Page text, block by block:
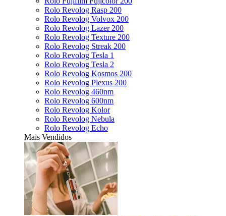
Rolo Revolog Rasp 200
Rolo Revolog Volvox 200
Rolo Revolog Lazer 200
Rolo Revolog Texture 200
Rolo Revolog Streak 200
Rolo Revolog Tesla 1
Rolo Revolog Tesla 2
Rolo Revolog Kosmos 200
Rolo Revolog Plexus 200
Rolo Revolog 460nm
Rolo Revolog 600nm
Rolo Revolog Kolor
Rolo Revolog Nebula
Rolo Revolog Echo
Mais Vendidos